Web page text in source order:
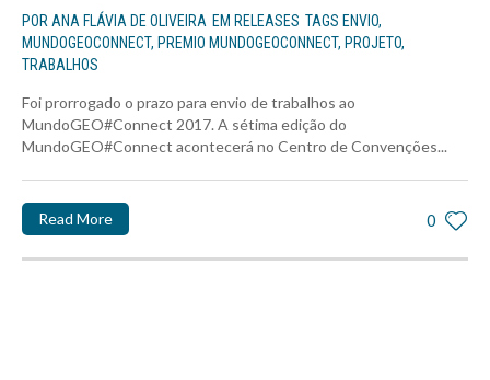
PORANA FLÁVIA DE OLIVEIRA EM RELEASES TAGS ENVIO,
MUNDOGEOCONNECT, PREMIO MUNDOGEOCONNECT, PROJETO,
TRABALHOS
Foi prorrogado o prazo para envio de trabalhos ao
MundoGEO#Connect 2017. A sétima edição do
MundoGEO#Connect acontecerá no Centro de Convenções...
0
Read More